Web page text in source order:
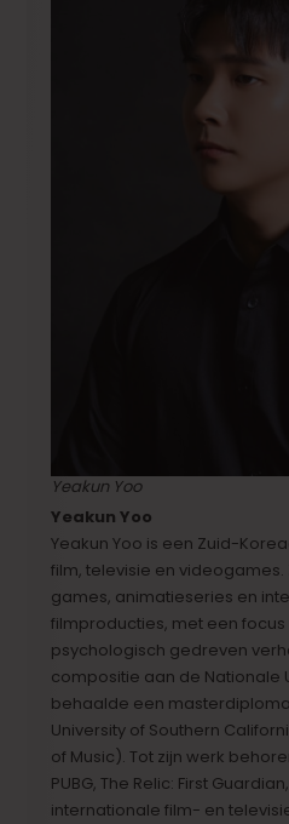
Yeakun Yoo
Yeakun Yoo
Yeakun Yoo is een Zuid-
film, televisie en videogames.
games, animatieseries en
filmproducties, met een
psychologisch gedreven
compositie aan de Nationale
behaalde een
University of Southern
of Music). Tot zijn werk
PUBG, The Relic: First
internationale film- en